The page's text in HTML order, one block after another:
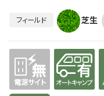
フィールド 芝生
無 有り